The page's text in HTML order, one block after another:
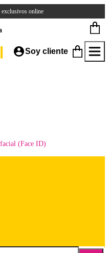
exclusivos online
Soy cliente
(Face ID)